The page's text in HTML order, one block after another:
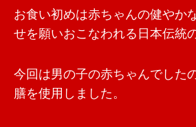
お食い初めは赤ちゃんの健やか
せを願いおこなわれる日本伝統
今回は男の子の赤ちゃんでした
膳を使用しました。